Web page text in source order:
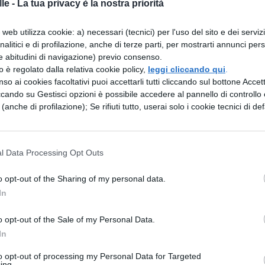
- La tua privacy è la nostra priorità
utilizza cookie: a) necessari (tecnici) per l'uso del sito e dei
e di profilazione, anche di terze parti, per mostrarti annunci
abitudini di navigazione) previo consenso.
è regolato dalla relativa cookie policy, leggi cliccando qui
ai cookies facoltativi puoi accettarli tutti cliccando sul bottone
su Gestisci opzioni è possibile accedere al pannello di controllo
di profilazione); Se rifiuti tutto, userai solo i cookie tecnici di
Data Processing Opt Outs
opt-out of the Sharing of my personal data.
opt-out of the Sale of my Personal Data.
opt-out of processing my Personal Data for Targeted
o in situazione di stress ed emergenza;
ed essere empatici;
esperienze pregresse possono costituire
di volo in Italia: lo stipendio
di lavorare con la testa fra le nuvole, verrete
tra i15 mila e 18.500 circase siete al